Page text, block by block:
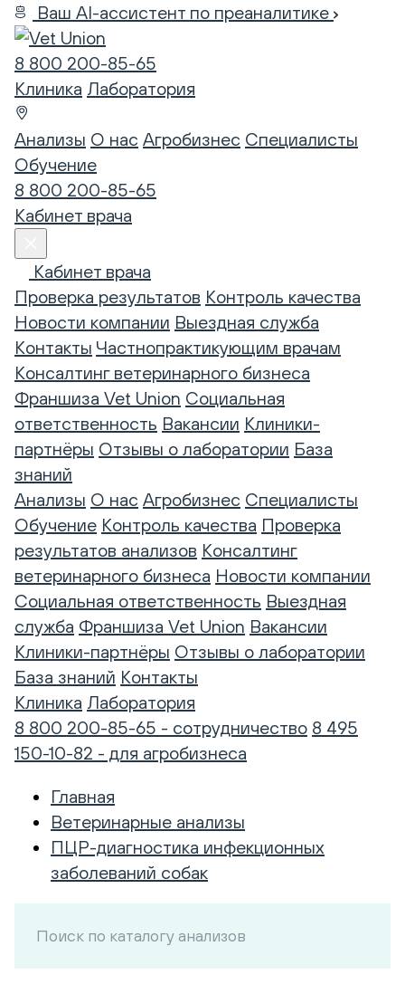
Ваш AI-ассистент по преаналитике
8 800 200-85-65
Клиника Лаборатория
Анализы О нас Агробизнес Специалисты
Обучение
8 800 200-85-65
Кабинет врача
Кабинет врача
Проверка результатов Контроль качества
Новости компании Выездная служба
Контакты Частнопрактикующим врачам
Консалтинг ветеринарного бизнеса
Франшиза Vet Union Социальная
ответственность Вакансии Клиники-
партнёры Отзывы о лаборатории База
знаний
Анализы О нас Агробизнес Специалисты
Обучение Контроль качества Проверка
результатов анализов Консалтинг
ветеринарного бизнеса Новости компании
Социальная ответственность Выездная
служба Франшиза Vet Union Вакансии
Клиники-партнёры Отзывы о лаборатории
База знаний Контакты
Клиника Лаборатория
8 800 200-85-65 - сотрудничество 8 495
150-10-82 - для агробизнеса
Главная
Ветеринарные анализы
ПЦР-диагностика инфекционных
заболеваний собак